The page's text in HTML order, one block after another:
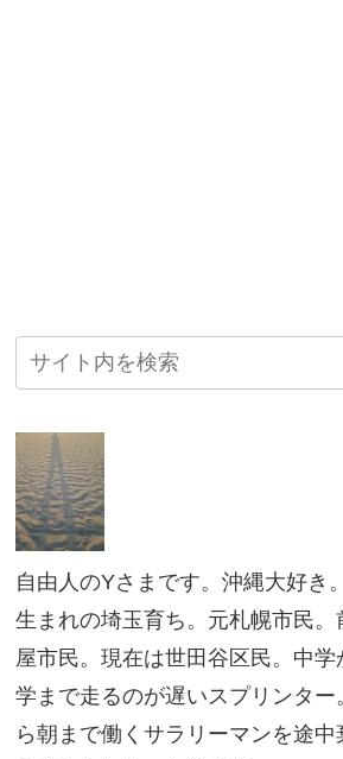
自由人のYさまです。沖縄大好き
生まれの埼玉育ち。元札幌市民。
屋市民。現在は世田谷区民。中学
学まで走るのが遅いスプリンター
ら朝まで働くサラリーマンを途中